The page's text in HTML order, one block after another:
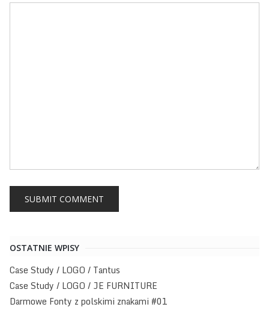
OSTATNIE WPISY
Case Study / LOGO / Tantus
Case Study / LOGO / JE FURNITURE
Darmowe Fonty z polskimi znakami #01